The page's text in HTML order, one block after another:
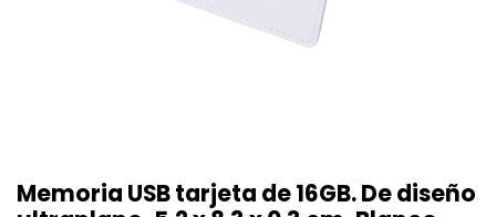
Memoria USB tarjeta de 16GB. De diseño